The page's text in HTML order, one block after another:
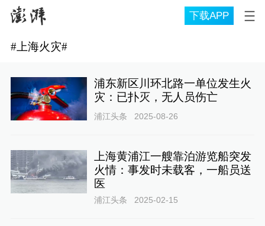
下载APP
#上海火灾#
浦东新区川环北路一单位发生火
灾：已扑灭，无人员伤亡
浦江头条 2025-08-26
上海黄浦江一艘靠泊游览船突发
火情：事发时未载客，一船员送
医
浦江头条 2025-02-15